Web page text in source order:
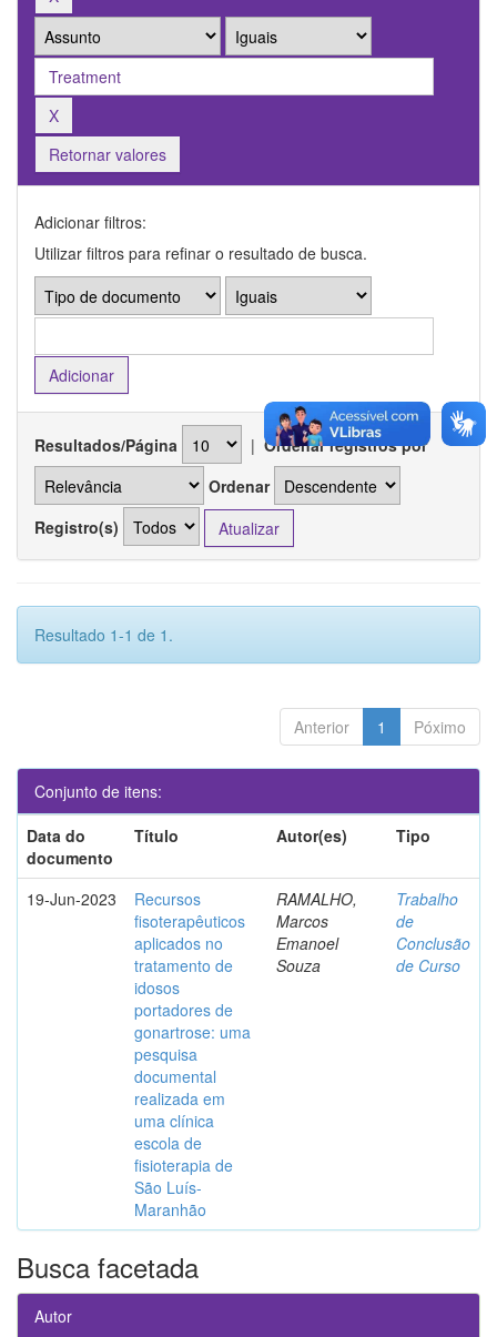
Retornar valores
Adicionar filtros:
Utilizar filtros para refinar o resultado de busca.
Resultados/Página | Ordenar registros por
Ordenar
Registro(s)
Resultado 1-1 de 1.
Anterior 1 Póximo
Conjunto de itens:
Data do
documento
Título Autor(es) Tipo
19-Jun-2023
Recursos
fisoterapêuticos
aplicados no
tratamento de
idosos
portadores de
gonartrose: uma
pesquisa
documental
realizada em
uma clínica
escola de
fisioterapia de
São Luís-
Maranhão
RAMALHO,
Marcos
Emanoel
Souza
Trabalho
de
Conclusão
de Curso
Busca facetada
Autor